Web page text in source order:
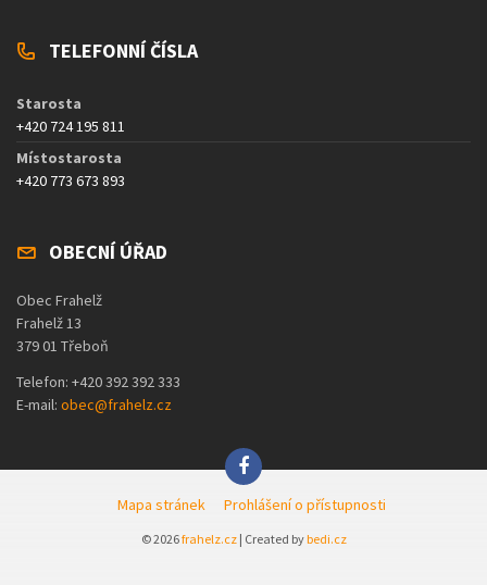
TELEFONNÍ ČÍSLA
Starosta
+420 724 195 811
Místostarosta
+420 773 673 893
OBECNÍ ÚŘAD
Obec Frahelž
Frahelž 13
379 01 Třeboň
Telefon: +420 392 392 333
E-mail: obec@frahelz.cz
Mapa stránek Prohlášení o přístupnosti
© 2026frahelz.cz| Created bybedi.cz